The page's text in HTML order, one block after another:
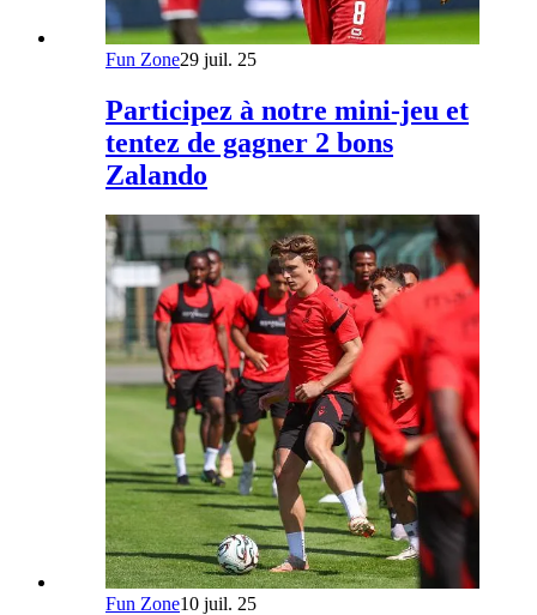
Fun Zone29 juil. 25
Participez à notre mini-jeu et
tentez de gagner 2 bons
Zalando
Fun Zone10 juil. 25